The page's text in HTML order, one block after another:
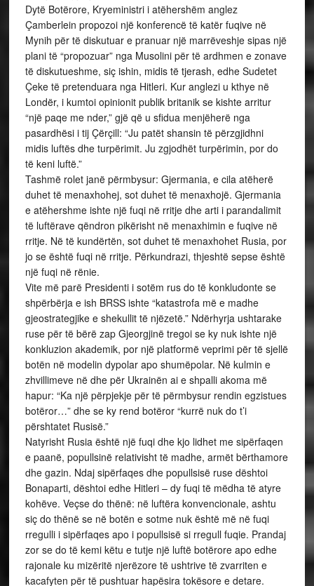
Dytë Botërore, Kryeministri i atëhershëm anglez
Çamberlein propozoi një konferencë të katër fuqive në
Mynih për të diskutuar e pranuar një marrëveshje sipas një
plani të “propozuar” nga Musolini për të ardhmen e zonave
të diskutueshme, siç ishin, midis të tjerash, edhe Sudetet
Çeke të pretenduara nga Hitleri. Kur anglezi u kthye në
Londër, i kumtoi opinionit publik britanik se kishte arritur
“një paqe me nder,” gjë që u sfidua menjëherë nga
pasardhësi i tij Çërçill: “Ju patët shansin të përzgjidhni
midis luftës dhe turpërimit. Ju zgjodhët turpërimin, por do
të keni luftë.”
Tashmë rolet janë përmbysur: Gjermania, e cila atëherë
duhet të menaxhohej, sot duhet të menaxhojë. Gjermania
e atëhershme ishte një fuqi në rritje dhe arti i parandalimit
të luftërave qëndron pikërisht në menaxhimin e fuqive në
rritje. Në të kundërtën, sot duhet të menaxhohet Rusia, por
jo se është fuqi në rritje. Përkundrazi, thjeshtë sepse është
një fuqi në rënie.
Vite më parë Presidenti i sotëm rus do të konkludonte se
shpërbërja e ish BRSS ishte “katastrofa më e madhe
gjeostrategjike e shekullit të njëzetë.” Ndërhyrja ushtarake
ruse për të bërë zap Gjeorgjinë tregoi se ky nuk ishte një
konkluzion akademik, por një platformë veprimi për të sjellë
botën në modelin dypolar apo shumëpolar. Në kulmin e
zhvillimeve në dhe për Ukrainën ai e shpalli akoma më
hapur: “Ka një përpjekje për të përmbysur rendin egzistues
botëror…” dhe se ky rend botëror “kurrë nuk do t’i
përshtatet Rusisë.”
Natyrisht Rusia është një fuqi dhe kjo lidhet me sipërfaqen
e paanë, popullsinë relativisht të madhe, armët bërthamore
dhe gazin. Ndaj sipërfaqes dhe popullsisë ruse dështoi
Bonaparti, dështoi edhe Hitleri – dy fuqi të mëdha të atyre
kohëve. Veçse do thënë: në luftëra konvencionale, ashtu
siç do thënë se në botën e sotme nuk është më në fuqi
rregulli i sipërfaqes apo i popullsisë si rregull fuqie. Prandaj
zor se do të kemi këtu e tutje një luftë botërore apo edhe
rajonale ku mizëritë njerëzore të ushtrive të zvarriten e
kacafyten për të pushtuar hapësira tokësore e detare.